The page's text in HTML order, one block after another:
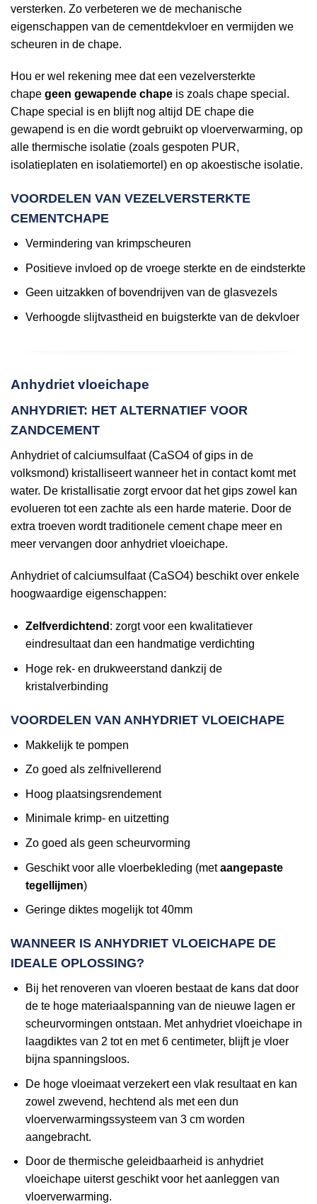
versterken. Zo verbeteren we de mechanische
eigenschappen van de cementdekvloer en vermijden we
scheuren in de chape.
Hou er wel rekening mee dat een vezelversterkte
chape geen gewapende chape is zoals chape special.
Chape special is en blijft nog altijd DE chape die
gewapend is en die wordt gebruikt op vloerverwarming, op
alle thermische isolatie (zoals gespoten PUR,
isolatieplaten en isolatiemortel) en op akoestische isolatie.
VOORDELEN VAN VEZELVERSTERKTE
CEMENTCHAPE
Vermindering van krimpscheuren
Positieve invloed op de vroege sterkte en de eindsterkte
Geen uitzakken of bovendrijven van de glasvezels
Verhoogde slijtvastheid en buigsterkte van de dekvloer
Anhydriet vloeichape
ANHYDRIET: HET ALTERNATIEF VOOR
ZANDCEMENT
Anhydriet of calciumsulfaat (CaSO4 of gips in de
volksmond) kristalliseert wanneer het in contact komt met
water. De kristallisatie zorgt ervoor dat het gips zowel kan
evolueren tot een zachte als een harde materie. Door de
extra troeven wordt traditionele cement chape meer en
meer vervangen door anhydriet vloeichape.
Anhydriet of calciumsulfaat (CaSO4) beschikt over enkele
hoogwaardige eigenschappen:
Zelfverdichtend : zorgt voor een kwalitatiever
eindresultaat dan een handmatige verdichting
Hoge rek- en drukweerstand dankzij de
kristalverbinding
VOORDELEN VAN ANHYDRIET VLOEICHAPE
Makkelijk te pompen
Zo goed als zelfnivellerend
Hoog plaatsingsrendement
Minimale krimp- en uitzetting
Zo goed als geen scheurvorming
Geschikt voor alle vloerbekleding (metaangepaste
tegellijmen)
Geringe diktes mogelijk tot 40mm
WANNEER IS ANHYDRIET VLOEICHAPE DE
IDEALE OPLOSSING?
Bij het renoveren van vloeren bestaat de kans dat door
de te hoge materiaalspanning van de nieuwe lagen er
scheurvormingen ontstaan. Met anhydriet vloeichape in
laagdiktes van 2 tot en met 6 centimeter, blijft je vloer
bijna spanningsloos.
De hoge vloeimaat verzekert een vlak resultaat en kan
zowel zwevend, hechtend als met een dun
vloerverwarmingssysteem van 3 cm worden
aangebracht.
Door de thermische geleidbaarheid is anhydriet
vloeichape uiterst geschikt voor het aanleggen van
vloerverwarming.